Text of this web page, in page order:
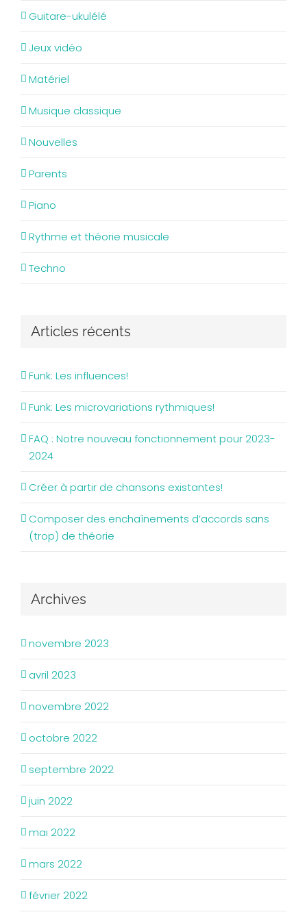
Guitare-ukulélé
Jeux vidéo
Matériel
Musique classique
Nouvelles
Parents
Piano
Rythme et théorie musicale
Techno
Articles récents
Funk: Les influences!
Funk: Les microvariations rythmiques!
FAQ : Notre nouveau fonctionnement pour 2023-
2024
Créer à partir de chansons existantes!
Composer des enchaînements d’accords sans
(trop) de théorie
Archives
novembre 2023
avril 2023
novembre 2022
octobre 2022
septembre 2022
juin 2022
mai 2022
mars 2022
février 2022